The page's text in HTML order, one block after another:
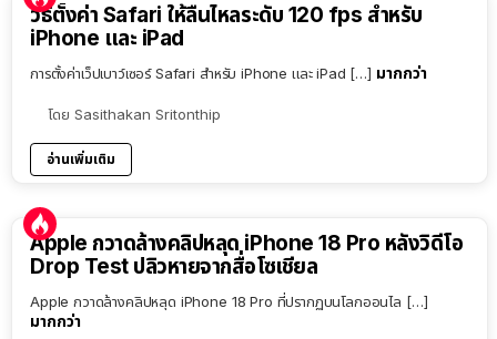
วิธีตั้งค่า Safari ให้ลื่นไหลระดับ 120 fps สำหรับ
iPhone และ iPad
การตั้งค่าเว็ปเบาว์เซอร์ Safari สำหรับ iPhone และ iPad […] มากกว่า
โดย Sasithakan Sritonthip
อ่านเพิ่มเติม
Apple กวาดล้างคลิปหลุด iPhone 18 Pro หลังวิดีโอ
Drop Test ปลิวหายจากสื่อโซเชียล
Apple กวาดล้างคลิปหลุด iPhone 18 Pro ที่ปรากฏบนโลกออนไล […]
มากกว่า